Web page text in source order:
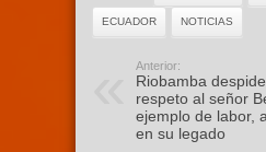
ECUADOR NOTICIAS
Anterior:
Riobamba
respeto al señor
ejemplo de labor,
en su legado